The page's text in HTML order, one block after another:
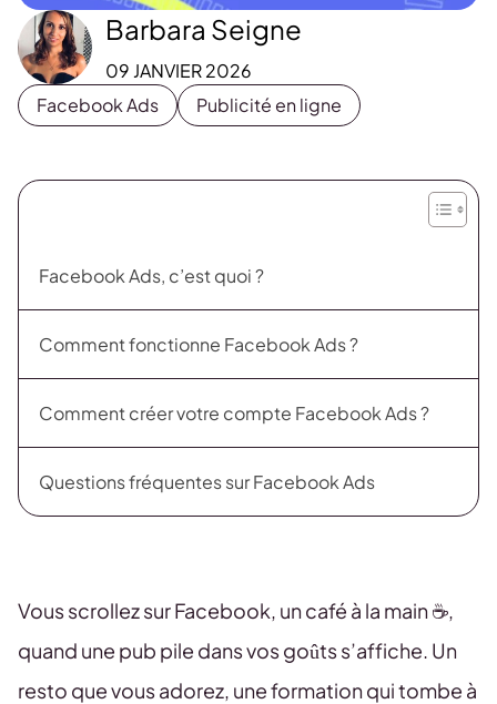
Barbara Seigne
09 JANVIER 2026
Facebook Ads
Publicité en ligne
Facebook Ads, c’est quoi ?
Comment fonctionne Facebook Ads ?
Comment créer votre compte Facebook Ads ?
Questions fréquentes sur Facebook Ads
Vous scrollez sur Facebook, un café à la main ☕,
quand une pub pile dans vos goûts s’affiche. Un
resto que vous adorez, une formation qui tombe à